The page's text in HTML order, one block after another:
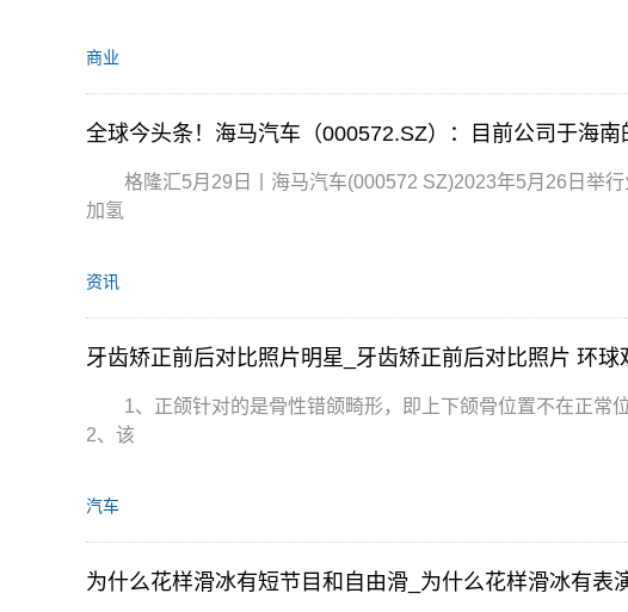
商业
格隆汇5月29日丨海马汽车(000572 SZ)2023年5月26日举
加氢
资讯
牙齿矫正前后对比照片明星_牙齿矫正前后对比照片 环球
1、正颌针对的是骨性错颌畸形，即上下颌骨位置不在正常
2、该
汽车
为什么花样滑冰有短节目和自由滑_为什么花样滑冰有表